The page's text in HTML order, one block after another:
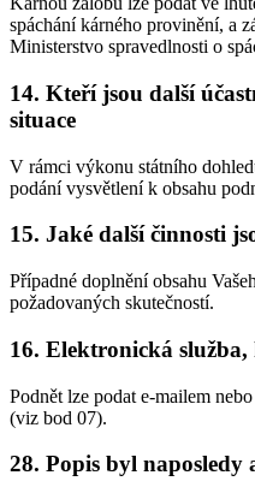
spáchání kárného provinění, a
Ministerstvo spravedlnosti o
14. Kteří jsou další
situace
V rámci výkonu státního
podání vysvětlení k obsahu
15. Jaké další činnosti
Případné doplnění obsahu
požadovaných skutečností.
16. Elektronická
Podnět lze podat e-mailem
(viz bod 07).
28. Popis byl naposledy